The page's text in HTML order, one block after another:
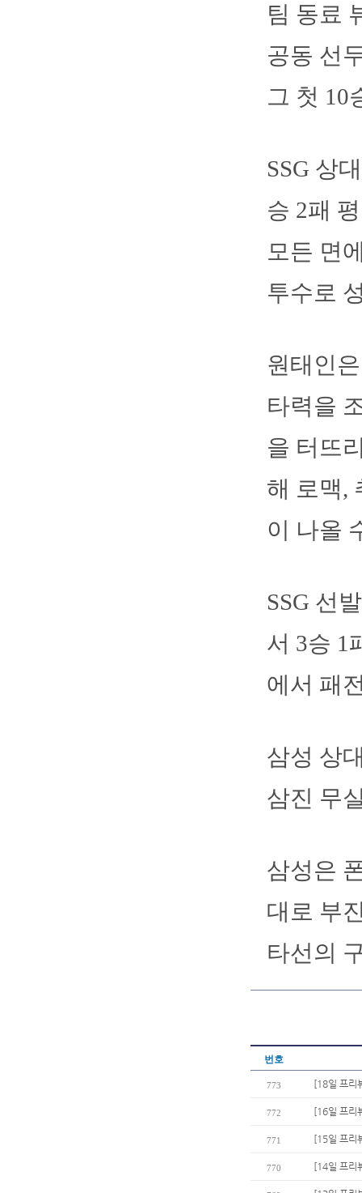
팀 동료
공동 선
그 첫 10
SSG 상
승 2패
모든 면
투수로
원태인
타력을
을 터뜨
해 로맥,
이 나올
SSG 선
서 3승 1
에서 패
삼성 상
삼진 무
삼성은
대로 부
타선의
번호
773 [18일 프리
772 [16일 프리
771 [15일 프리
770 [14일 프리